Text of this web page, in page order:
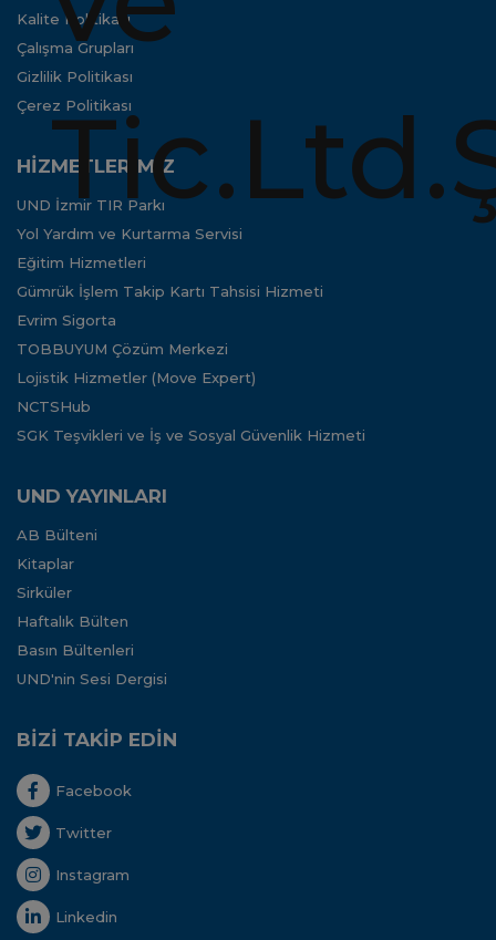
Kalite Politikası
Çalışma Grupları
Gizlilik Politikası
Çerez Politikası
HİZMETLERİMİZ
UND İzmir TIR Parkı
Yol Yardım ve Kurtarma Servisi
Eğitim Hizmetleri
Gümrük İşlem Takip Kartı Tahsisi Hizmeti
Evrim Sigorta
TOBBUYUM Çözüm Merkezi
Lojistik Hizmetler (Move Expert)
NCTSHub
SGK Teşvikleri ve İş ve Sosyal Güvenlik Hizmeti
UND YAYINLARI
AB Bülteni
Kitaplar
Sirküler
Haftalık Bülten
Basın Bültenleri
UND'nin Sesi Dergisi
BİZİ TAKİP EDİN
Facebook
Twitter
Instagram
Linkedin